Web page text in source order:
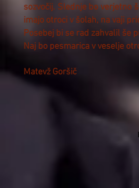
sozvočij. Slednje bo verjetno
imajo otroci v šolah, na vaji
Posebej bi se rad zahvalil še
Naj bo pesmarica v veselje
Matevž Goršič